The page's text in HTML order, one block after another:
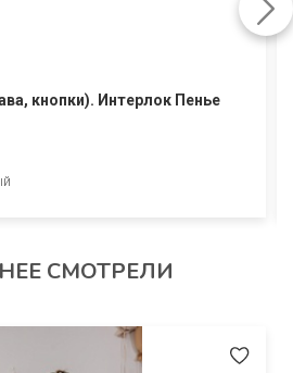
кнопки). Интерлок Пенье
СМОТРЕЛИ